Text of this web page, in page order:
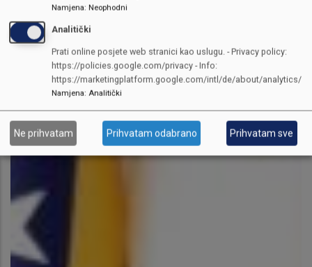
Namjena: Neophodni
Analitički
Prati online posjete web stranici kao uslugu. - Privacy policy:
https://policies.google.com/privacy - Info:
https://marketingplatform.google.com/intl/de/about/analytics/
Namjena: Analitički
Ne prihvatam Prihvatam odabrano Prihvatam sve